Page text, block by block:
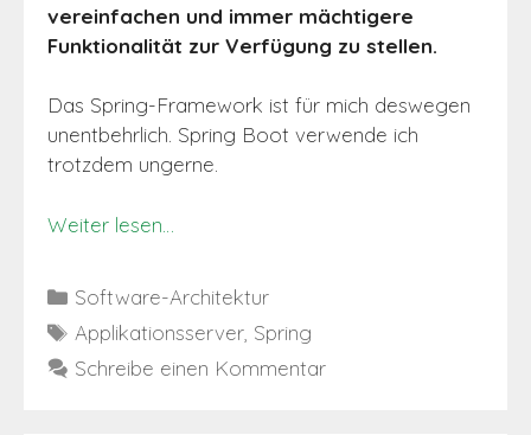
vereinfachen und immer mächtigere
Funktionalität zur Verfügung zu stellen.
Das Spring-Framework ist für mich deswegen
unentbehrlich. Spring Boot verwende ich
trotzdem ungerne.
Weiter lesen…
Kategorien
Software-Architektur
Schlagwörter
Applikationsserver Spring
Schreibe einen Kommentar